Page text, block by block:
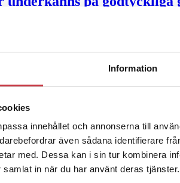
Information
innehållet och annonserna till
även sådana identifierare
med. Dessa kan i sin tur kombinera
in när du har använt deras tjänster.
han lära sig grunderna
till”